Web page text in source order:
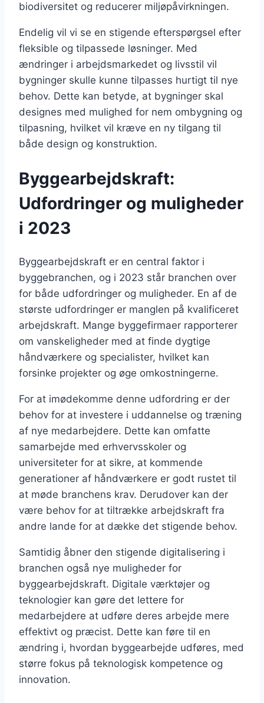
biodiversitet og reducerer miljøpåvirkningen.
Endelig vil vi se en stigende efterspørgsel efter
fleksible og tilpassede løsninger. Med
ændringer i arbejdsmarkedet og livsstil vil
bygninger skulle kunne tilpasses hurtigt til nye
behov. Dette kan betyde, at bygninger skal
designes med mulighed for nem ombygning og
tilpasning, hvilket vil kræve en ny tilgang til
både design og konstruktion.
Byggearbejdskraft:
Udfordringer og muligheder
i 2023
Byggearbejdskraft er en central faktor i
byggebranchen, og i 2023 står branchen over
for både udfordringer og muligheder. En af de
største udfordringer er manglen på kvalificeret
arbejdskraft. Mange byggefirmaer rapporterer
om vanskeligheder med at finde dygtige
håndværkere og specialister, hvilket kan
forsinke projekter og øge omkostningerne.
For at imødekomme denne udfordring er der
behov for at investere i uddannelse og træning
af nye medarbejdere. Dette kan omfatte
samarbejde med erhvervsskoler og
universiteter for at sikre, at kommende
generationer af håndværkere er godt rustet til
at møde branchens krav. Derudover kan der
være behov for at tiltrække arbejdskraft fra
andre lande for at dække det stigende behov.
Samtidig åbner den stigende digitalisering i
branchen også nye muligheder for
byggearbejdskraft. Digitale værktøjer og
teknologier kan gøre det lettere for
medarbejdere at udføre deres arbejde mere
effektivt og præcist. Dette kan føre til en
ændring i, hvordan byggearbejde udføres, med
større fokus på teknologisk kompetence og
innovation.